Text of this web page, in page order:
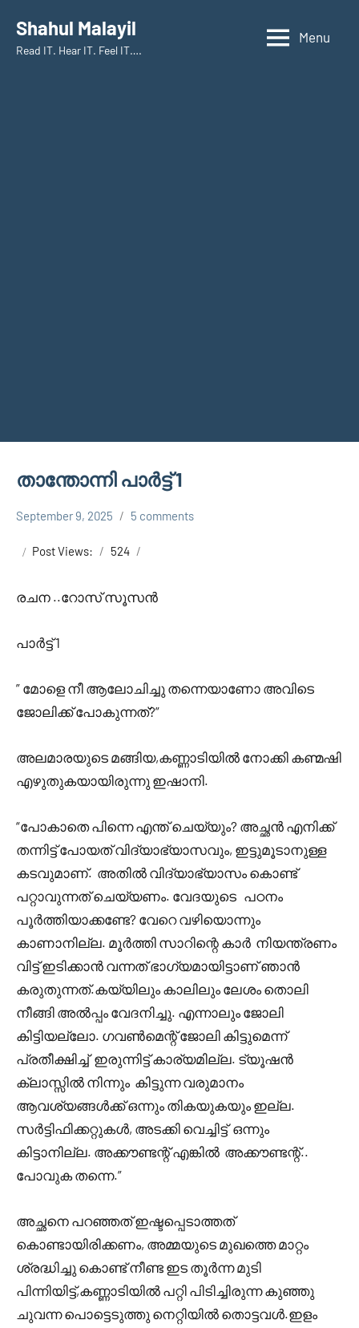
content
Shahul Malayil
Read IT. Hear IT. Feel IT….
Menu
താന്തോന്നി പാർട്ട് 1
THANTHONNI
September 9, 2025
Shareej
Vk
5 comments
Post Views: 524
രചന ..റോസ് സൂസൻ
പാർട്ട് 1
” മോളെ നീ ആലോചിച്ചു തന്നെയാണോ അവിടെ
ജോലിക്ക് പോകുന്നത്?”
അലമാരയുടെ മങ്ങിയ,കണ്ണാടിയിൽ നോക്കി കണ്മഷി
എഴുതുകയായിരുന്നു ഇഷാനി.
“പോകാതെ പിന്നെ എന്ത് ചെയ്യും? അച്ഛൻ എനിക്ക്
തന്നിട്ട് പോയത് വിദ്യാഭ്യാസവും, ഇട്ടുമൂടാനുള്ള
കടവുമാണ്. അതിൽ വിദ്യാഭ്യാസം കൊണ്ട്
പറ്റാവുന്നത് ചെയ്യണം. വേദയുടെ പഠനം
പൂർത്തിയാക്കണ്ടേ? വേറെ വഴിയൊന്നും
കാണാനില്ല. മൂർത്തി സാറിന്റെ കാർ നിയന്ത്രണം
വിട്ട് ഇടിക്കാൻ വന്നത് ഭാഗ്യമായിട്ടാണ് ഞാൻ
കരുതുന്നത്.കയ്യിലും കാലിലും ലേശം തൊലി
നീങ്ങി അൽപ്പം വേദനിച്ചു. എന്നാലും ജോലി
കിട്ടിയല്ലോ. ഗവൺമെന്റ് ജോലി കിട്ടുമെന്ന്
പ്രതീക്ഷിച്ച് ഇരുന്നിട്ട് കാര്യമില്ല. ട്യൂഷൻ
ക്ലാസ്സിൽ നിന്നും കിട്ടുന്ന വരുമാനം
ആവശ്യങ്ങൾക്ക് ഒന്നും തികയുകയും ഇല്ല.
സർട്ടിഫിക്കറ്റുകൾ, അടക്കി വെച്ചിട്ട് ഒന്നും
കിട്ടാനില്ല. അക്കൗണ്ടന്റ് എങ്കിൽ അക്കൗണ്ടന്റ്..
പോവുക തന്നെ.”
അച്ഛനെ പറഞ്ഞത് ഇഷ്ടപ്പെടാത്തത്
കൊണ്ടായിരിക്കണം, അമ്മയുടെ മുഖത്തെ മാറ്റം
ശ്രദ്ധിച്ചു കൊണ്ട് നീണ്ട ഇട തൂർന്ന മുടി
പിന്നിയിട്ട്,കണ്ണാടിയിൽ പറ്റി പിടിച്ചിരുന്ന കുഞ്ഞു
ചുവന്ന പൊട്ടെടുത്തു നെറ്റിയിൽ തൊട്ടവൾ.ഇളം